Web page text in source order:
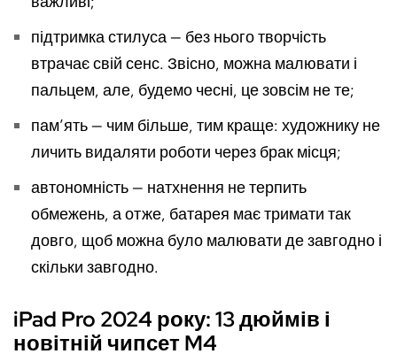
підтримка стилуса — без нього творчість
втрачає свій сенс. Звісно, можна малювати і
пальцем, але, будемо чесні, це зовсім не те;
пам’ять — чим більше, тим краще: художнику не
личить видаляти роботи через брак місця;
автономність — натхнення не терпить
обмежень, а отже, батарея має тримати так
довго, щоб можна було малювати де завгодно і
скільки завгодно.
iPad Pro 2024 року: 13 дюймів і
новітній чипсет M4